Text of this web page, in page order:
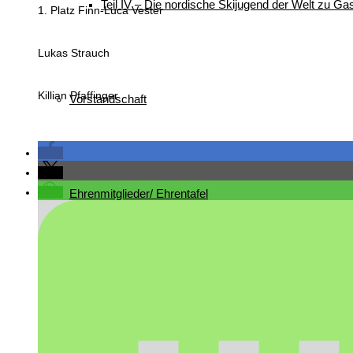
Teil IV – Die nordische Skijugend der Welt zu
Vorstandschaft
Ehrenmitglieder/ Ehrentafel
1. Platz Finn-Luca Vester
Lukas Strauch
Killian Pfaffinger